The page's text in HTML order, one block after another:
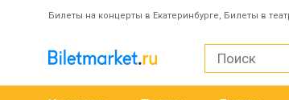
Билеты на концерты в Екатеринбурге, Билеты в